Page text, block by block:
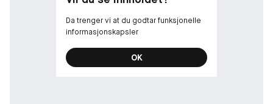
Da trenger vi at du godtar funksjonelle
informasjonskapsler
OK